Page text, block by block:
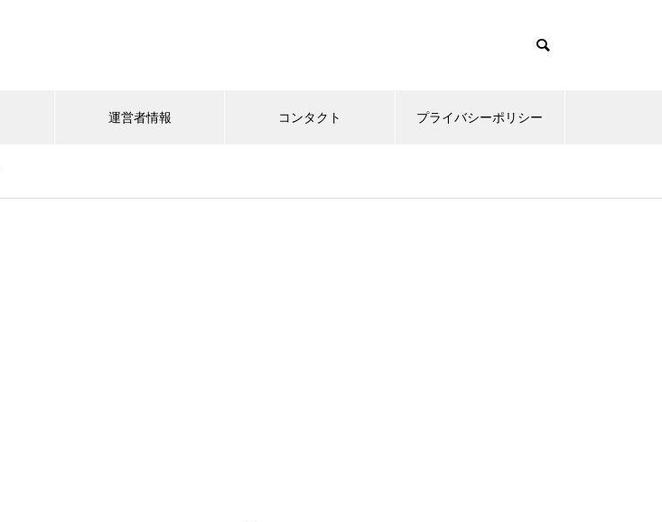
運営者情報 コンタクト プライバシーポリシー